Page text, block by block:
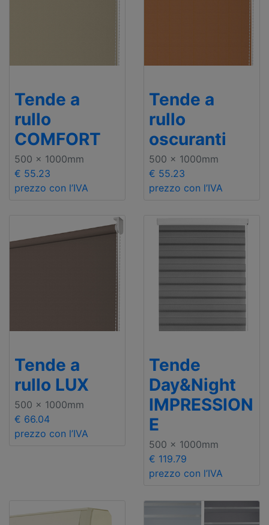
Tende a
rullo
COMFORT
500 x 1000mm
€ 55.23
prezzo con l’IVA
Tende a
rullo
oscuranti
500 x 1000mm
€ 55.23
prezzo con l’IVA
Tende a
rullo LUX
500 x 1000mm
€ 66.04
prezzo con l’IVA
Tende
Day&Night
IMPRESSION
E
500 x 1000mm
€ 119.79
prezzo con l’IVA